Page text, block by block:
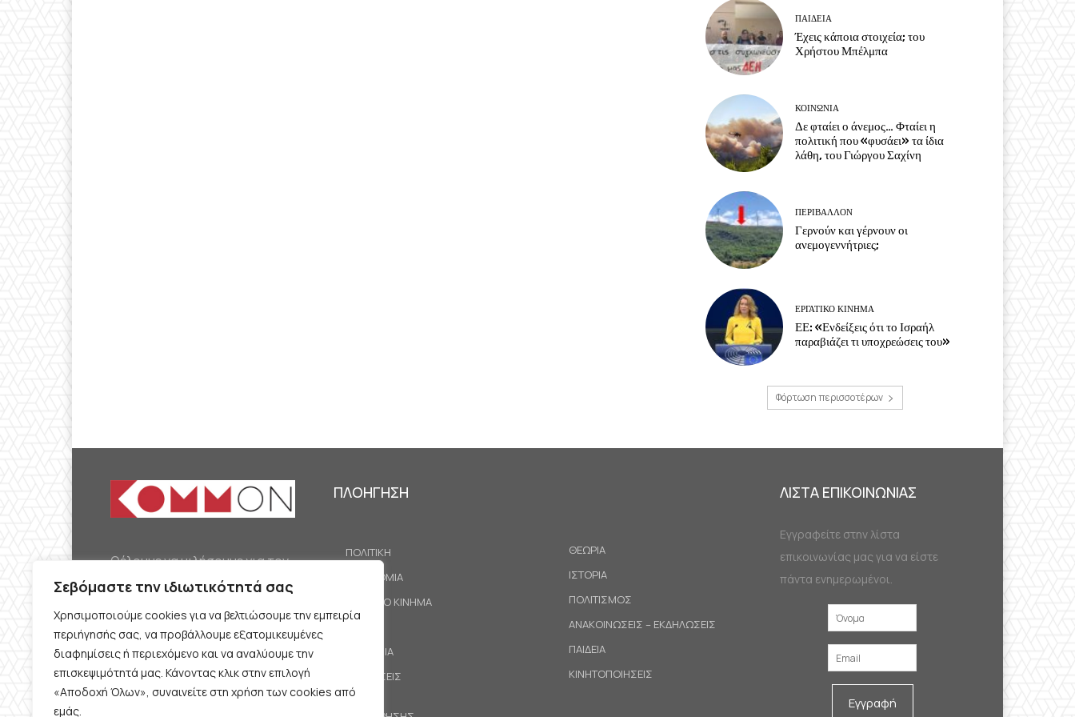
Σεβόμαστε την ιδιωτικότητά σας
Χρησιμοποιούμε cookies για να βελτιώσουμε την εμπειρία
περιήγησής σας, να προβάλλουμε εξατομικευμένες
διαφημίσεις ή περιεχόμενο και να αναλύουμε την
επισκεψιμότητά μας. Κάνοντας κλικ στην επιλογή
«Αποδοχή Όλων», συναινείτε στη χρήση των cookies από
εμάς.
ΠΑΙΔΕΙΑ
Έχεις κάποια στοιχεία; του
Χρήστου Μπέλμπα
ΚΟΙΝΩΝΙΑ
Δε φταίει ο άνεμος… Φταίει η
πολιτική που «φυσάει» τα ίδια
λάθη, του Γιώργου Σαχίνη
ΠΕΡΙΒΆΛΛΟΝ
Γερνούν και γέρνουν οι
ανεμογεννήτριες;
ΕΡΓΑΤΙΚΟ ΚΙΝΗΜΑ
ΕΕ: «Ενδείξεις ότι το Ισραήλ
παραβιάζει τι υποχρεώσεις του»
Φόρτωση περισσοτέρων
Θέλουμε να μιλήσουμε για τον
κομμουνισμό της εποχής μας,
την αναγκαία αλλά όχι
δεδομένη προοπτική.
Θέλουμε να μιλήσουμε
ταυτόχρονα για την
καθημερινή επιβίωση και τον
ΠΛΟΗΓΗΣΗ
ΠΟΛΙΤΙΚΗ
ΟΙΚΟΝΟΜΙΑ
ΕΡΓΑΤΙΚΟ ΚΙΝΗΜΑ
ΚΟΙΝΩΝΙΑ
ΠΡΟΤΑΣΕΙΣ
ΘΕΩΡΙΑ
ΙΣΤΟΡΙΑ
ΠΟΛΙΤΙΣΜΟΣ
ΑΝΑΚΟΙΝΩΣΕΙΣ – ΕΚΔΗΛΩΣΕΙΣ
ΠΑΙΔΕΙΑ
ΚΙΝΗΤΟΠΟΙΗΣΕΙΣ
ΛΙΣΤΑ ΕΠΙΚΟΙΝΩΝΙΑΣ
Εγγραφείτε στην λίστα
επικοινωνίας μας για να είστε
πάντα ενημερωμένοι.
Εγγραφή